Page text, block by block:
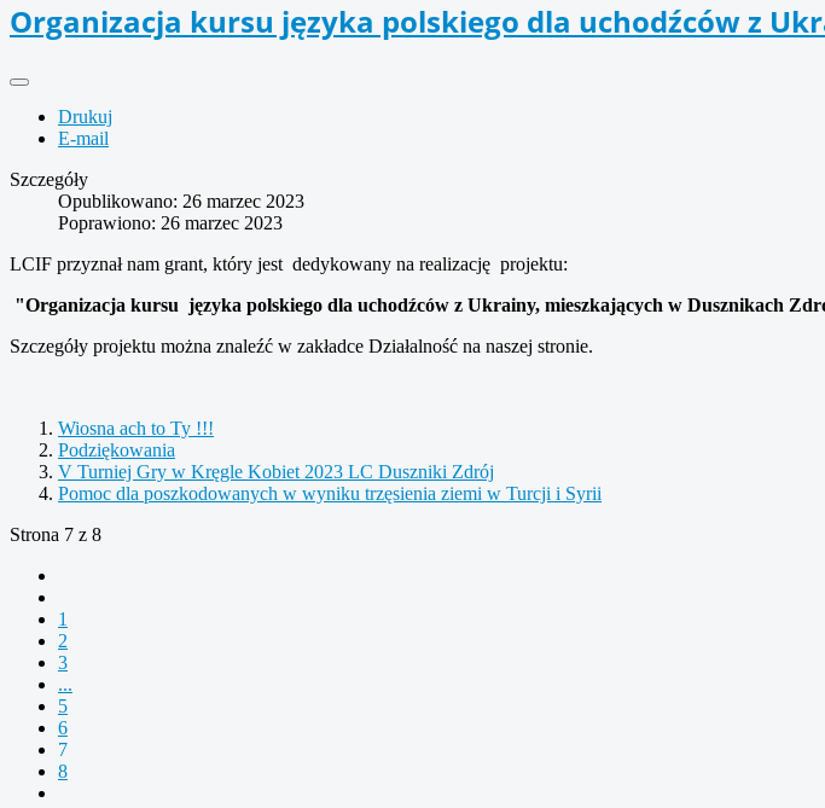
Organizacja kursu języka polskiego dla uchodźców z
Drukuj
E-mail
Szczegóły
Opublikowano: 26 marzec 2023
Poprawiono: 26 marzec 2023
LCIF przyznał nam grant, który jest dedykowany na realizację projektu:
"Organizacja kursu języka polskiego dla uchodźców z Ukrainy, mieszkających w Dusznikach
Szczegóły projektu można znaleźć w zakładce Działalność na naszej stronie.
Wiosna ach to Ty !!!
Podziękowania
V Turniej Gry w Kręgle Kobiet 2023 LC Duszniki Zdrój
Pomoc dla poszkodowanych w wyniku trzęsienia ziemi w Turcji i Syrii
Strona 7 z 8
1
2
3
...
5
6
7
8